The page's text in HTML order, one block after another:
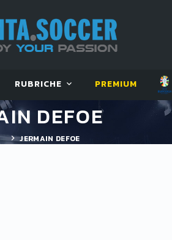
RUBRICHE PREMIUM
DEFOE
JERMAIN DEFOE